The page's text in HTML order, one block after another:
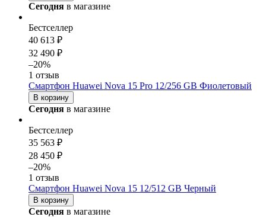
Сегодня в магазине
Бестселлер
40 613 ₽
32 490 ₽
–20%
1 отзыв
Смартфон Huawei Nova 15 Pro 12/256 GB Фиолетовый
В корзину
Сегодня в магазине
Бестселлер
35 563 ₽
28 450 ₽
–20%
1 отзыв
Смартфон Huawei Nova 15 12/512 GB Черный
В корзину
Сегодня в магазине